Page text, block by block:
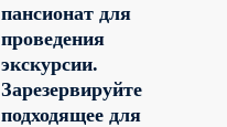
пансионат для
проведения
экскурсии.
Зарезервируйте
подходящее для